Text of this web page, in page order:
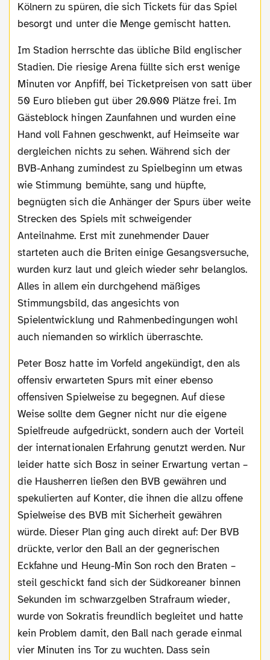
Kölnern zu spüren, die sich Tickets für das Spiel
besorgt und unter die Menge gemischt hatten.
Im Stadion herrschte das übliche Bild englischer
Stadien. Die riesige Arena füllte sich erst wenige
Minuten vor Anpfiff, bei Ticketpreisen von satt über
50 Euro blieben gut über 20.000 Plätze frei. Im
Gästeblock hingen Zaunfahnen und wurden eine
Hand voll Fahnen geschwenkt, auf Heimseite war
dergleichen nichts zu sehen. Während sich der
BVB-Anhang zumindest zu Spielbeginn um etwas
wie Stimmung bemühte, sang und hüpfte,
begnügten sich die Anhänger der Spurs über weite
Strecken des Spiels mit schweigender
Anteilnahme. Erst mit zunehmender Dauer
starteten auch die Briten einige Gesangsversuche,
wurden kurz laut und gleich wieder sehr belanglos.
Alles in allem ein durchgehend mäßiges
Stimmungsbild, das angesichts von
Spielentwicklung und Rahmenbedingungen wohl
auch niemanden so wirklich überraschte.
Peter Bosz hatte im Vorfeld angekündigt, den als
offensiv erwarteten Spurs mit einer ebenso
offensiven Spielweise zu begegnen. Auf diese
Weise sollte dem Gegner nicht nur die eigene
Spielfreude aufgedrückt, sondern auch der Vorteil
der internationalen Erfahrung genutzt werden. Nur
leider hatte sich Bosz in seiner Erwartung vertan –
die Hausherren ließen den BVB gewähren und
spekulierten auf Konter, die ihnen die allzu offene
Spielweise des BVB mit Sicherheit gewähren
würde. Dieser Plan ging auch direkt auf: Der BVB
drückte, verlor den Ball an der gegnerischen
Eckfahne und Heung-Min Son roch den Braten –
steil geschickt fand sich der Südkoreaner binnen
Sekunden im schwarzgelben Strafraum wieder,
wurde von Sokratis freundlich begleitet und hatte
kein Problem damit, den Ball nach gerade einmal
vier Minuten ins Tor zu wuchten. Dass sein